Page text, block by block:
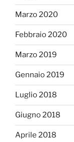
Marzo 2020
Febbraio 2020
Marzo 2019
Gennaio 2019
Luglio 2018
Giugno 2018
Aprile 2018